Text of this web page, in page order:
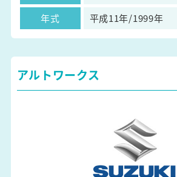
年式
平成11年/1999年
アルトワークス